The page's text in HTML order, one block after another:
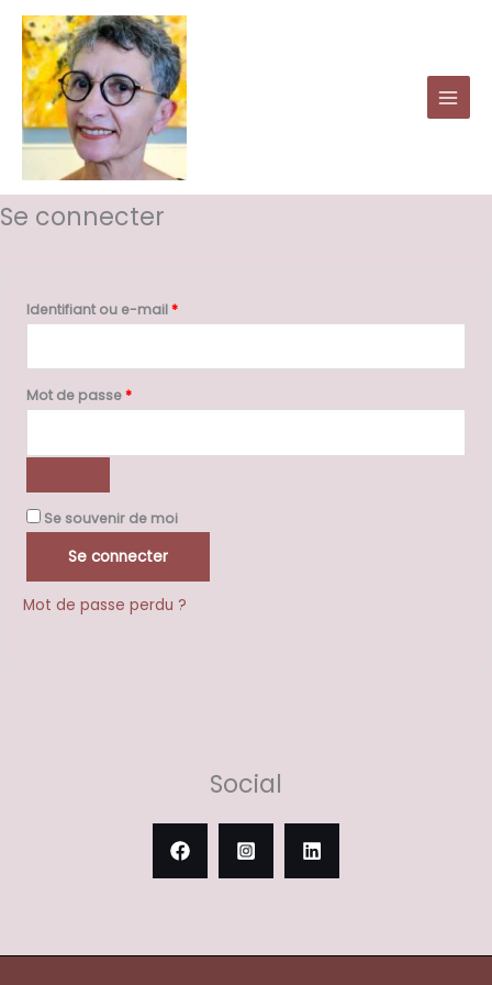
Aller
contenu
Se connecter
Identifiant ou e-mail*
Mot de passe*
Obligatoire
Se souvenir de moi
Se connecter
Mot de passe perdu ?
Social